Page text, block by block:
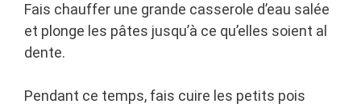
Fais chauffer une grande casserole d’eau salée
et plonge les pâtes jusqu’à ce qu’elles soient al
dente.
Pendant ce temps, fais cuire les petits pois